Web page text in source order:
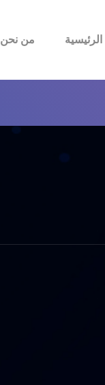
الرئيسية من نحن